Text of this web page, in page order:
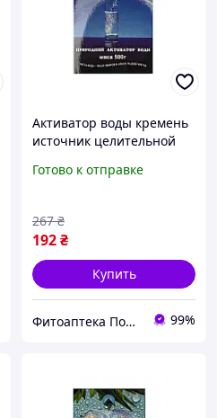
Активатор воды кремень
источник целительной
Готово к отправке
192₴
267 ₴
Купить
Фитоаптека Подарки Природы 99%